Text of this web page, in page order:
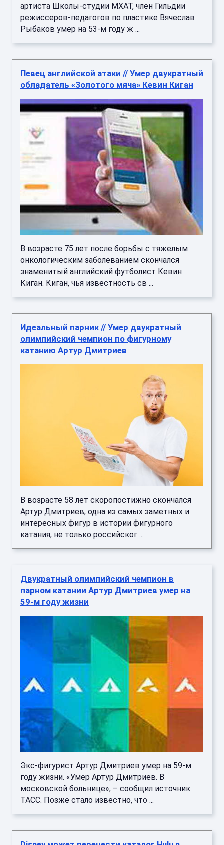
артиста Школы-студии МХАТ, член Гильдии
режиссеров-педагогов по пластике Вячеслав
Рыбаков умер на 53-м году ж ...
Певец английской атаки // Умер двукратный
обладатель «Золотого мяча» Кевин Киган
В возрасте 75 лет после борьбы с тяжелым
онкологическим заболеванием скончался
знаменитый английский футболист Кевин
Киган. Киган, чья известность св ...
Идеальный парник // Умер двукратный
олимпийский чемпион по фигурному
катанию Артур Дмитриев
В возрасте 58 лет скоропостижно скончался
Артур Дмитриев, одна из самых заметных и
интересных фигур в истории фигурного
катания, не только российског ...
Двукратный олимпийский чемпион в
парном катании Артур Дмитриев умер на
59-м году жизни
Экс-фигурист Артур Дмитриев умер на 59-м
году жизни. «Умер Артур Дмитриев. В
московской больнице», – сообщил источник
ТАСС. Позже стало известно, что ...